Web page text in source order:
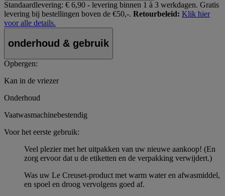
Standaardlevering: € 6,90 - levering binnen 1 à 3 werkdagen. Gratis
levering bij bestellingen boven de €50,-. Retourbeleid: Klik hier
voor alle details.
onderhoud & gebruik
Opbergen:
Kan in de vriezer
Onderhoud
Vaatwasmachinebestendig
Voor het eerste gebruik:
Veel plezier met het uitpakken van uw nieuwe aankoop! (En
zorg ervoor dat u de etiketten en de verpakking verwijdert.)
Was uw Le Creuset-product met warm water en afwasmiddel,
en spoel en droog vervolgens goed af.